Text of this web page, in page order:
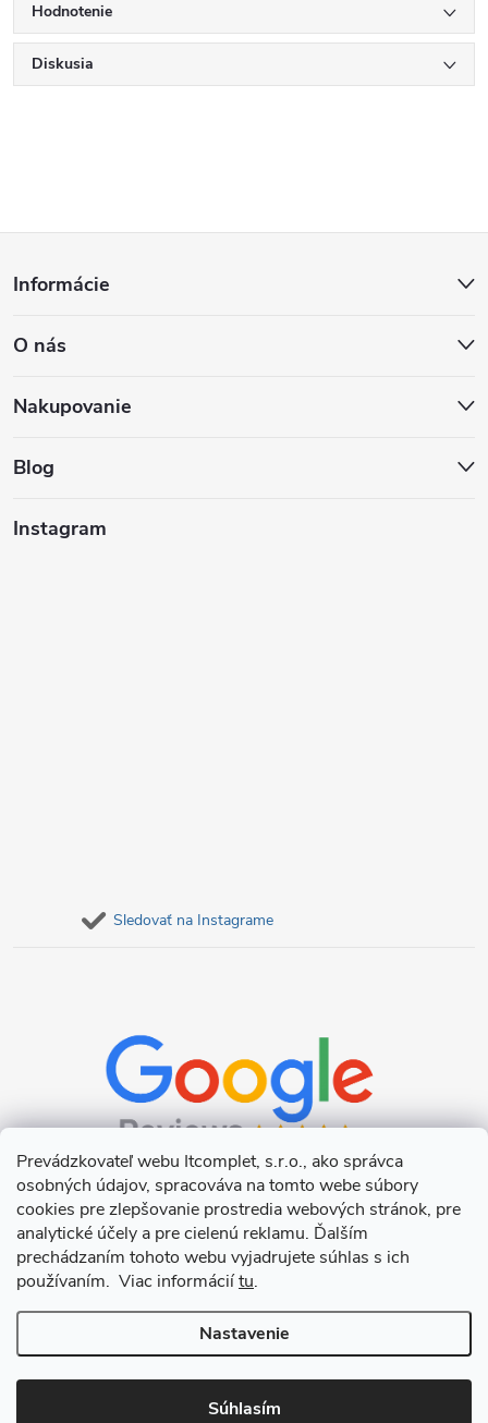
Prevádzkovateľ webu Itcomplet, s.r.o., ako správca
osobných údajov, spracováva na tomto webe súbory
cookies pre zlepšovanie prostredia webových stránok, pre
analytické účely a pre cielenú reklamu. Ďalším
prechádzaním tohoto webu vyjadrujete súhlas s ich
používaním. Viac informáciítu.
Nastavenie
Súhlasím
Hodnotenie
Diskusia
p
ä
Informácie
O nás
Nakupovanie
Blog
Instagram
Sledovať na Instagrame
Copyright 2026Itcomplet s.r.o.. Všetky práva vyhradené.Upraviť
nastavenie cookies